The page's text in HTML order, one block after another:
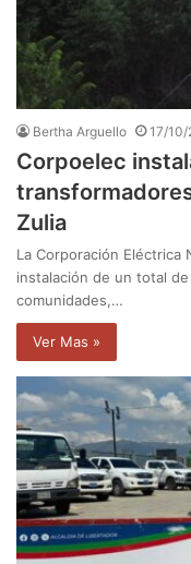
Bertha Arguello 17/
Corpoelec
Zulia
La Corporación Eléctrica
instalación de un total
comunidades,…
Ver Mas »